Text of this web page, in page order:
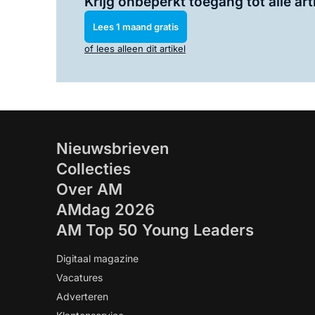
Lees 1 maand gratis
of lees alleen dit artikel
Nieuwsbrieven
Collecties
Over AM
AMdag 2026
AM Top 50 Young Leaders
Digitaal magazine
Vacatures
Adverteren